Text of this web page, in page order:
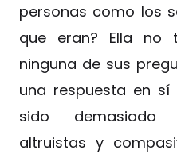
personas como los
que eran? Ella no
ninguna de sus
una respuesta en sí
sido demasiado
altruistas y